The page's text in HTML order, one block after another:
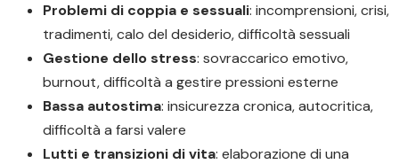
Problemi di coppia e sessuali: incomprensioni, crisi,
tradimenti, calo del desiderio, difficoltà sessuali
Gestione dello stress: sovraccarico emotivo,
burnout, difficoltà a gestire pressioni esterne
Bassa autostima: insicurezza cronica, autocritica,
difficoltà a farsi valere
Lutti e transizioni di vita: elaborazione di una